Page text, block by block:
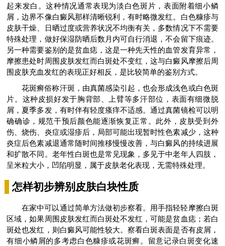
起来发白。这种情况通常表现为淡白色斑片，表面附着细小鳞
屑，边界不像白癜风那样清晰锐利，有时略微发红。白色糠疹与
皮肤干燥、日晒过度或营养状况不均衡有关，多数情况下不需要
特殊处理，做好保湿防晒后数月内可自行消退，不会留下痕迹。
另一种需要鉴别的是贫血痣，这是一种先天性的血管发育异常，
摩擦患处时周围皮肤发红而白斑处不变红，这与白癜风摩擦后周
围皮肤充血发红的表现正好相反，是比较简单的鉴别方式。
花斑癣俗称汗斑，由真菌感染引起，也会形成浅色或白色斑
片。这种皮损好发于胸背部、上臂等多汗部位，表面有细微脱
屑，夏季多发，有时伴有轻度瘙痒不适感。通过真菌镜检可以明
确确诊，规范干预后颜色能逐渐恢复正常。此外，皮肤受到外
伤、烧伤、炎症或湿疹后，局部可能出现暂时性色素减少，这种
炎症后色素减退通常随时间推移慢慢改善，与白癜风的持续进展
和扩散不同。老年性白斑也是常见现象，多见于中老年人四肢，
呈米粒大小，凹陷明显，属于皮肤老化表现，无需特殊处理。
怎样初步辨别皮肤白块性质
在家中可以通过简单方法做初步察看。用手指轻轻摩擦白斑
区域，如果周围皮肤发红而白斑处不发红，可能是贫血痣；若白
斑处也发红，则白癜风可能性较大。察看白斑表面是否有皮屑，
有细小鳞屑的多考虑白色糠疹或花斑癣。留意记录白斑变化速